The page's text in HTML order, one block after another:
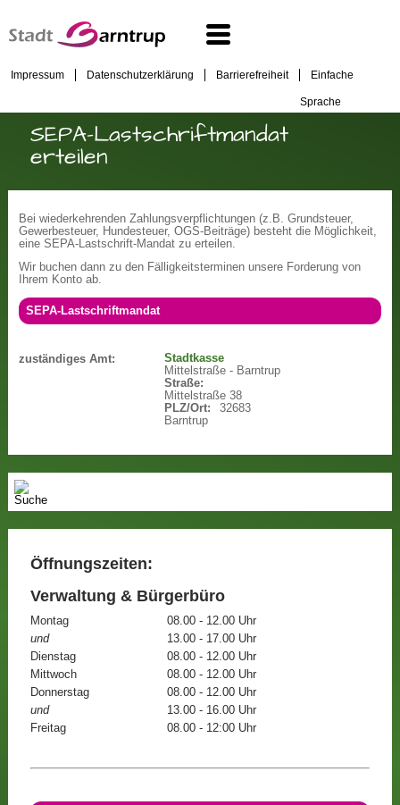
Impressum Datenschutzerklärung Barrierefreiheit Einfache
Sprache
SEPA-Lastschriftmandat
erteilen
Bei wiederkehrenden Zahlungsverpflichtungen (z.B. Grundsteuer,
Gewerbesteuer, Hundesteuer, OGS-Beiträge) besteht die Möglichkeit,
eine SEPA-Lastschrift-Mandat zu erteilen.
Wir buchen dann zu den Fälligkeitsterminen unsere Forderung von
Ihrem Konto ab.
SEPA-Lastschriftmandat
zuständiges Amt:
Stadtkasse
Mittelstraße - Barntrup
Straße:
Mittelstraße 38
PLZ/Ort:
32683
Barntrup
Öffnungszeiten:
Verwaltung & Bürgerbüro
Montag
08.00 - 12.00 Uhr
und
13.00 - 17.00 Uhr
Dienstag
08.00 - 12.00 Uhr
Mittwoch
08.00 - 12.00 Uhr
Donnerstag
08.00 - 12.00 Uhr
und
13.00 - 16.00 Uhr
Freitag
08.00 - 12:00 Uhr